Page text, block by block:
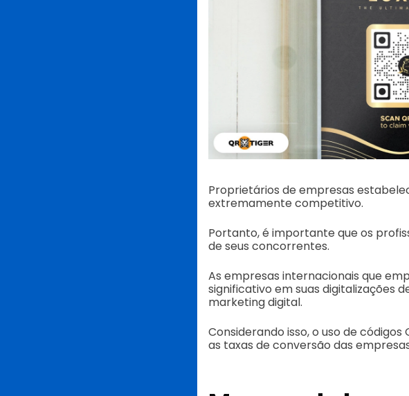
Proprietários de empresas
extremamente competitivo.
Portanto, é importante que os
de seus concorrentes.
As empresas internacionais que
significativo em suas digitalizações
marketing digital.
Considerando isso, o uso de
as taxas de conversão das